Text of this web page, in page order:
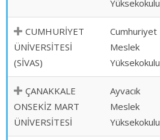
Yüksekokulu
CUMHURİYET
ÜNİVERSİTESİ
(SİVAS)
Cumhuriyet
Meslek
Yüksekokulu
ÇANAKKALE
ONSEKİZ MART
ÜNİVERSİTESİ
Ayvacık
Meslek
Yüksekokulu